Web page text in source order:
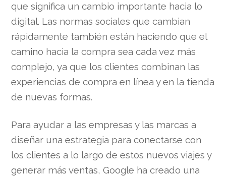
que significa un cambio importante hacia lo
digital. Las normas sociales que cambian
rápidamente también están haciendo que el
camino hacia la compra sea cada vez más
complejo, ya que los clientes combinan las
experiencias de compra en línea y en la tienda
de nuevas formas.
Para ayudar a las empresas y las marcas a
diseñar una estrategia para conectarse con
los clientes a lo largo de estos nuevos viajes y
generar más ventas, Google ha creado una